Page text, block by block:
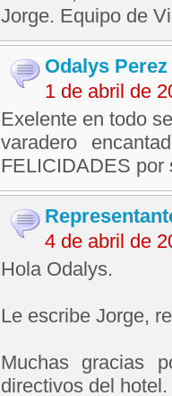
Jorge. Equipo de
Odalys Perez
1 de abril de
Exelente en todo
varadero
FELICIDADES por
4 de abril de
Hola Odalys.
Le escribe Jorge,
Muchas gracias
directivos del hotel.